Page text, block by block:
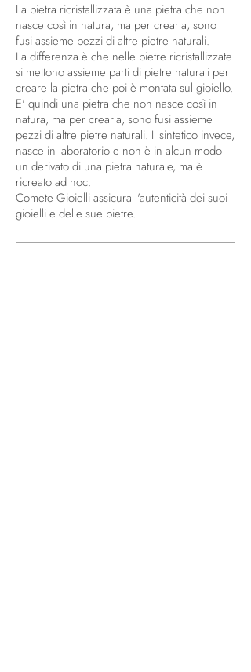
La pietra ricristallizzata è una pietra che non
nasce così in natura, ma per crearla, sono
fusi assieme pezzi di altre pietre naturali.
La differenza è che nelle pietre ricristallizzate
si mettono assieme parti di pietre naturali per
creare la pietra che poi è montata sul gioiello.
E' quindi una pietra che non nasce così in
natura, ma per crearla, sono fusi assieme
pezzi di altre pietre naturali. Il sintetico invece,
nasce in laboratorio e non è in alcun modo
un derivato di una pietra naturale, ma è
ricreato ad hoc.
Comete Gioielli assicura l'autenticità dei suoi
gioielli e delle sue pietre.